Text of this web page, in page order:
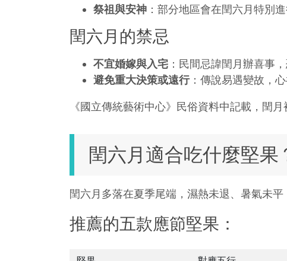
祭祖與安神 ：部分地區會在閏六月特別
閏六月的禁忌
不宜婚嫁與入宅 ：民間忌諱閏月辦喜事
避免重大決策或遠行：傳說易遇變故，心
《國立傳統藝術中心》民俗資料中記載，閏
閏六月適合吃什麼堅
閏六月多落在夏季尾端，濕熱未退、暑氣未
推薦的五款應節堅果：